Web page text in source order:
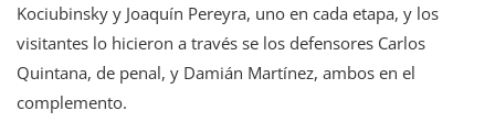
Kociubinsky y Joaquín Pereyra, uno en cada etapa, y los
visitantes lo hicieron a través se los defensores Carlos
Quintana, de penal, y Damián Martínez, ambos en el
complemento.